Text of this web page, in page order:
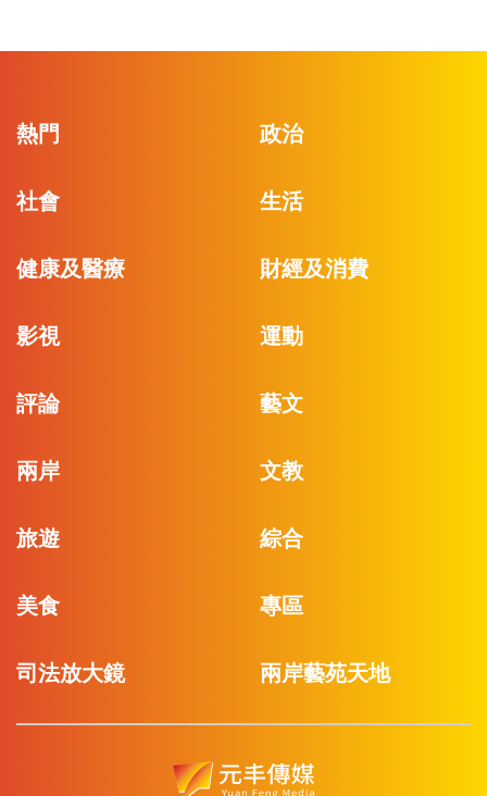
熱門 政治
社會 生活
健康及醫療 財經及消費
影視 運動
評論 藝文
兩岸 文教
旅遊 綜合
美食 專區
司法放大鏡 兩岸藝苑天地